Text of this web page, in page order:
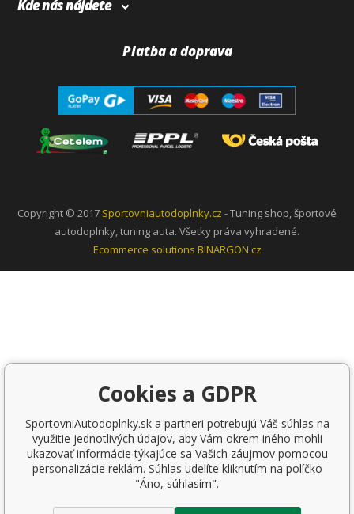
Kde nás nájdete
Platba a doprava
Copyright © 2017 Sportovniautodoplnky.cz - Tuning shop, športové
autodoplnky, tuning auta. Všetky práva vyhradené.
Ecommerce solutions BINARGON.cz
Cookies a GDPR
SportovniAutodoplnky.sk a partneri potrebujú Váš súhlas na
využitie jednotlivých údajov, aby Vám okrem iného mohli
ukazovať informácie týkajúce sa Vašich záujmov pomocou
personalizácie reklám. Súhlas udelíte kliknutím na políčko
"Áno, súhlasím".